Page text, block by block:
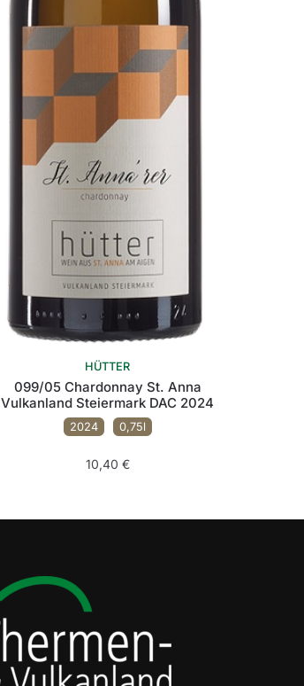
HÜTTER
099/05 Chardonnay St. Anna
Vulkanland Steiermark DAC 2024
2024 0,75l
10,40 €